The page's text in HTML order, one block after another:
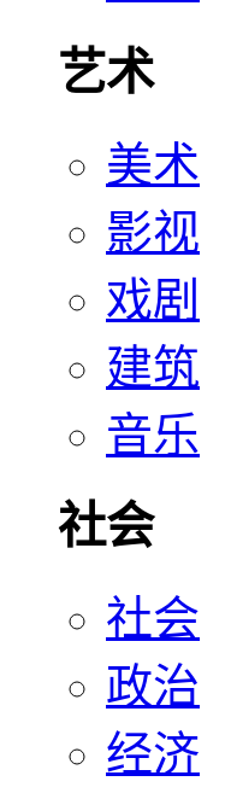
艺术
美术
影视
戏剧
建筑
音乐
社会
社会
政治
经济